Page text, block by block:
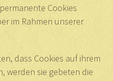
Cookies
im Rahmen unserer
dass Cookies auf ihrem
werden sie gebeten die